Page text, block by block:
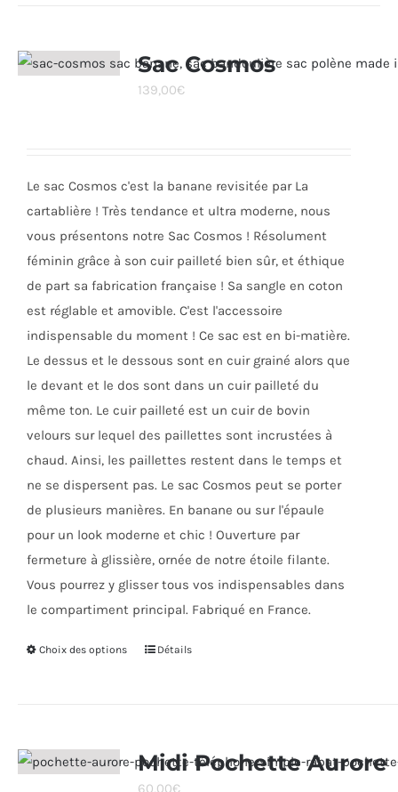
Les
sur
la
page
du
produit
Sac Cosmos
139,00€
Le sac Cosmos c'est la banane revisitée par La
cartablière ! Très tendance et ultra moderne, nous
vous présentons notre Sac Cosmos ! Résolument
féminin grâce à son cuir pailleté bien sûr, et éthique
de part sa fabrication française ! Sa sangle en coton
est réglable et amovible. C'est l'accessoire
indispensable du moment ! Ce sac est en bi-matière.
Le dessus et le dessous sont en cuir grainé alors que
le devant et le dos sont dans un cuir pailleté du
même ton. Le cuir pailleté est un cuir de bovin
velours sur lequel des paillettes sont incrustées à
chaud. Ainsi, les paillettes restent dans le temps et
ne se dispersent pas. Le sac Cosmos peut se porter
de plusieurs manières. En banane ou sur l'épaule
pour un look moderne et chic ! Ouverture par
fermeture à glissière, ornée de notre étoile filante.
Vous pourrez y glisser tous vos indispensables dans
le compartiment principal. Fabriqué en France.
Choix des options
Ce
variations.
Les
Détails
Midi Pochette Aurore
60,00€